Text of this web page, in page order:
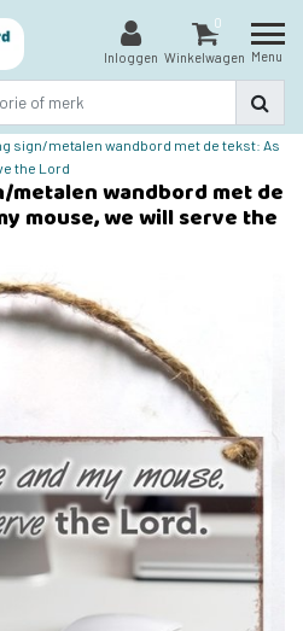
Inloggen
0
Winkelwagen Menu
sign/metalen wandbord met de tekst: As
the Lord
metalen wandbord met de
mouse, we will serve the